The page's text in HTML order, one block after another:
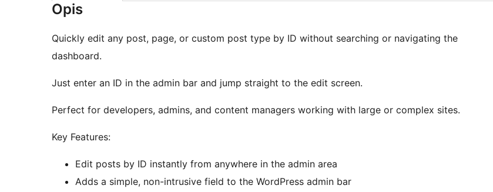
Opis
Quickly edit any post, page, or custom post type by ID without searching or navigating the
dashboard.
Just enter an ID in the admin bar and jump straight to the edit screen.
Perfect for developers, admins, and content managers working with large or complex sites.
Key Features:
Edit posts by ID instantly from anywhere in the admin area
Adds a simple, non-intrusive field to the WordPress admin bar